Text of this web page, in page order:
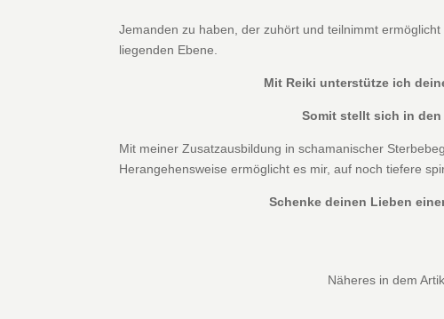
Jemanden zu haben, der zuhört und teilnimmt
liegenden Ebene.
Mit Reiki unterstütze ich
Somit stellt sich in
Mit meiner Zusatzausbildung in schamanischer
Herangehensweise ermöglicht es mir, auf noch tiefere
Schenke deinen Lieben
Näheres in dem